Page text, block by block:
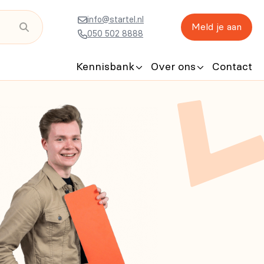
info@startel.nl
050 502 8888
Meld je aan
Kennisbank Over ons Contact